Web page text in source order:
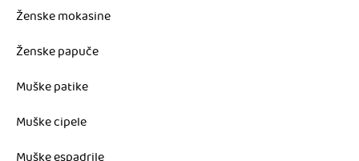
Ženske mokasine
Ženske papuče
Muške patike
Muške cipele